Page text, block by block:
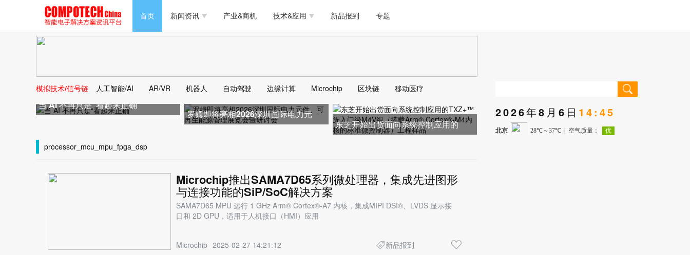
首页 新闻资讯
新能源 人工智能 安防监控
马达电机技术 物联网 模拟技术/信号链
产业&商机 技术&应用
安全 可穿戴
DLP AI/人工智能 传感器技术
新品报到 专题
PC/周边 软件/工具 医疗电子
马达电机技术 物联网 模拟技术/信号链
大数据/云 边缘计算 存储
存储 无线连接 LED
DLP AI/人工智能 传感器技术
AR/VR/图像/3D 电源技术/信号链 接口
模拟技术/信号链 人工智能/AI AR/VR 机器人 自动驾驶 边缘计算 Microchip 区块链 移动医疗
当 AI 不再只是“看起来正确”
罗姆即将亮相2026深圳国际电力元
东芝开始出货面向系统控制应用的
processor_mcu_mpu_fpga_dsp
Microchip推出SAMA7D65系列微处理器，集成先进图形
与连接功能的SiP/SoC解决方案
SAMA7D65 MPU 运行 1 GHz Arm® Cortex®-A7 内核，集成MIPI DSI®、LVDS 显示接
口和 2D GPU，适用于人机接口（HMI）应用
Microchip 2025-02-27 14:21:12 新品报到
2026年8月6日 14:45